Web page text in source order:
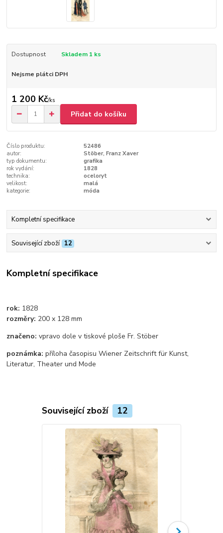
Dostupnost Skladem 1 ks
Nejsme plátci DPH
1 200 Kč/ks
Přidat do košíku
Číslo produktu:
52486
autor:
Stöber, Franz Xaver
typ dokumentu:
grafika
rok vydání:
1828
technika:
oceloryt
velikost:
malá
kategorie:
móda
Kompletní specifikace
Související zboží 12
Kompletní specifikace
rok: 1828
rozměry: 200 x 128 mm
značeno: vpravo dole v tiskové ploše Fr. Stöber
poznámka:příloha časopisu Wiener Zeitschrift für Kunst,
Literatur, Theater und Mode
Související zboží 12